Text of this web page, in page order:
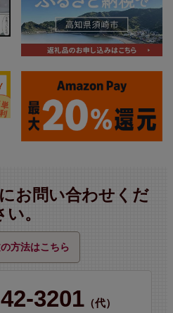
お問い合わせくだ
い。
方法はこちら
3201（代）